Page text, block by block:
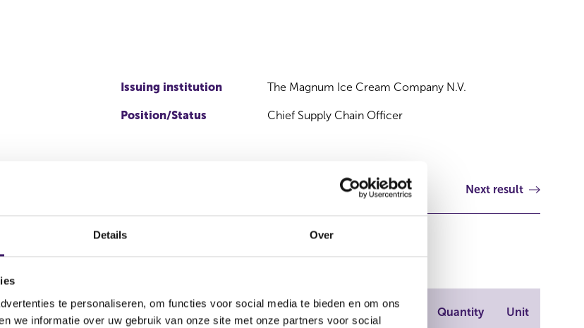
Details Over
te personaliseren, om functies voor social media te bieden en om ons
we informatie over uw gebruik van onze site met onze partners voor social
Issuing institution The Magnum Ice Cream Company N.V.
Position/Status Chief Supply Chain Officer
Next result
Transaction
type
Stock option
program
Trading place Price Quantity Unit